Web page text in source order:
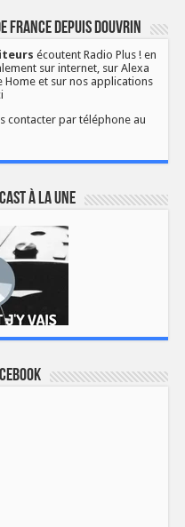
France depuis Douvrin
écoutent Radio Plus ! en
sur internet, sur Alexa
et sur nos applications
contacter par téléphone au
à la une